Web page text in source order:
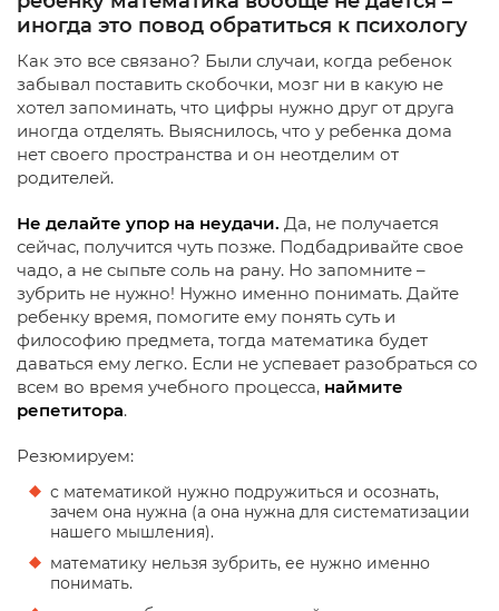
иногда это повод обратиться к психологу
Как это все связано? Были случаи, когда ребенок
забывал поставить скобочки, мозг ни в какую не
хотел запоминать, что цифры нужно друг от друга
иногда отделять. Выяснилось, что у ребенка дома
нет своего пространства и он неотделим от
родителей.
Не делайте упор на неудачи. Да, не получается
сейчас, получится чуть позже. Подбадривайте свое
чадо, а не сыпьте соль на рану. Но запомните –
зубрить не нужно! Нужно именно понимать. Дайте
ребенку время, помогите ему понять суть и
философию предмета, тогда математика будет
даваться ему легко. Если не успевает разобраться со
всем во время учебного процесса, наймите
репетитора.
Резюмируем:
с математикой нужно подружиться и осознать,
зачем она нужна (а она нужна для систематизации
нашего мышления).
математику нельзя зубрить, ее нужно именно
понимать.